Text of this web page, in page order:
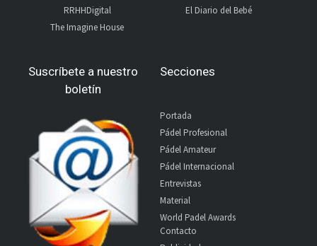
RRHHDigital
The Imagine House
El Diario del Bebé
Suscríbete a nuestro
boletín
Secciones
Portada
Pádel Profesional
Pádel Amateur
Pádel Internacional
Entrevistas
Material
World Padel Awards
Contacto